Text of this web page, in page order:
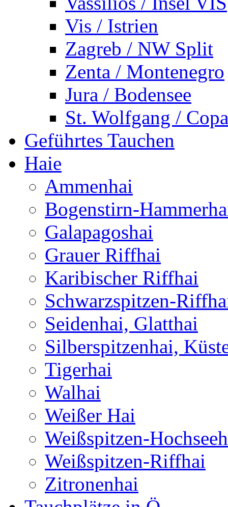
Vis / Istrien
Zagreb / NW Split
Zenta / Montenegro
Jura / Bodensee
St. Wolfgang /
Geführtes Tauchen
Haie
Ammenhai
Bogenstirn-
Galapagoshai
Grauer Riffhai
Karibischer Riffhai
Schwarzspitzen-
Seidenhai, Glatthai
Silberspitzenhai,
Tigerhai
Walhai
Weißer Hai
Weißspitzen-
Weißspitzen-Riffhai
Zitronenhai